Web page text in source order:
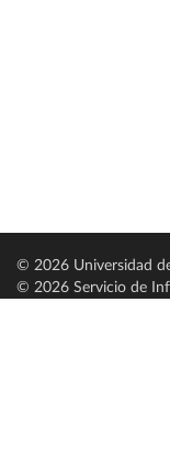
© 2026 Universidad
© 2026 Servicio de